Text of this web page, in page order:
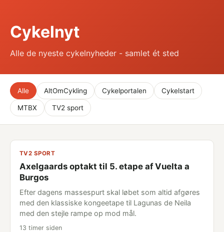
Cykelnyt
Alle de nyeste cykelnyheder - samlet ét sted
Alle AltOmCykling Cykelportalen Cykelstart
MTBX TV2 sport
TV2 SPORT
Axelgaards optakt til 5. etape af Vuelta a
Burgos
Efter dagens massespurt skal løbet som altid afgøres
med den klassiske kongeetape til Lagunas de Neila
med den stejle rampe op mod mål.
13 timer siden